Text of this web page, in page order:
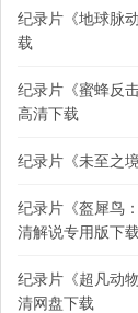
纪录片《地球脉
载
纪录片《蜜蜂反
高清下载
纪录片《未至之
纪录片《盔犀鸟
清解说专用版下载
纪录片《超凡动
清网盘下载